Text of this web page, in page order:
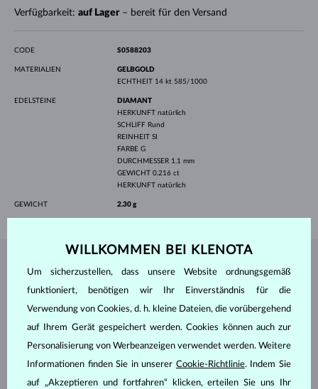
Verfügbarkeit: auf Lager– bereit für den Versand
CODE S0588203
MATERIALIEN
GELBGOLD
ECHTHEIT 14 kt 585/1000
EDELSTEINE
DIAMANT
HERKUNFT natürlich
SCHLIFF Rund
REINHEIT SI
FARBE G
DURCHMESSER 1.1 mm
GEWICHT 0.216 ct
HERKUNFT natürlich
GEWICHT 2.30 g
SCHMUCK AUS DEMKLENOTA ATELIER
WILLKOMMEN BEI KLENOTA
Um sicherzustellen, dass unsere Website ordnungsgemäß
funktioniert, benötigen wir Ihr Einverständnis für die
Verwendung von Cookies, d. h. kleine Dateien, die vorübergehend
auf Ihrem Gerät gespeichert werden. Cookies können auch zur
Personalisierung von Werbeanzeigen verwendet werden. Weitere
Informationen finden Sie in unserer Cookie-Richtlinie. Indem Sie
auf „Akzeptieren und fortfahren“ klicken, erteilen Sie uns Ihr